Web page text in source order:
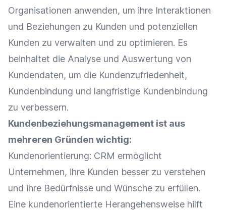
Organisationen anwenden, um ihre Interaktionen
und Beziehungen zu Kunden und potenziellen
Kunden zu verwalten und zu optimieren. Es
beinhaltet die Analyse und Auswertung von
Kundendaten, um die Kundenzufriedenheit,
Kundenbindung und langfristige Kundenbindung
zu verbessern.
Kundenbeziehungsmanagement ist aus
mehreren Gründen wichtig:
Kundenorientierung: CRM ermöglicht
Unternehmen, ihre Kunden besser zu verstehen
und ihre Bedürfnisse und Wünsche zu erfüllen.
Eine kundenorientierte Herangehensweise hilft